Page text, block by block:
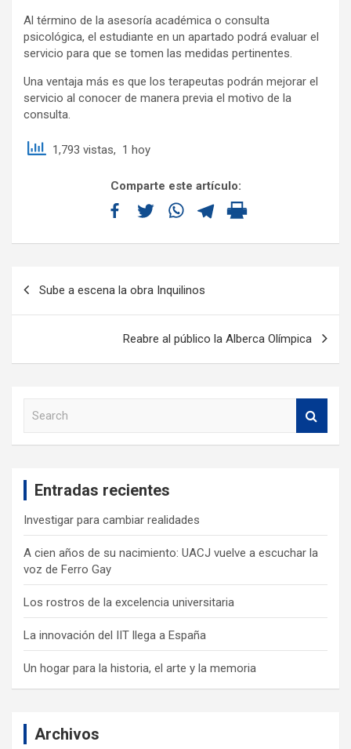
Al término de la asesoría académica o consulta
psicológica, el estudiante en un apartado podrá evaluar el
servicio para que se tomen las medidas pertinentes.
Una ventaja más es que los terapeutas podrán mejorar el
servicio al conocer de manera previa el motivo de la
consulta.
1,793 vistas, 1 hoy
Comparte este artículo:
Sube a escena la obra Inquilinos
Reabre al público la Alberca Olímpica
Entradas recientes
Investigar para cambiar realidades
A cien años de su nacimiento: UACJ vuelve a escuchar la
voz de Ferro Gay
Los rostros de la excelencia universitaria
La innovación del IIT llega a España
Un hogar para la historia, el arte y la memoria
Archivos